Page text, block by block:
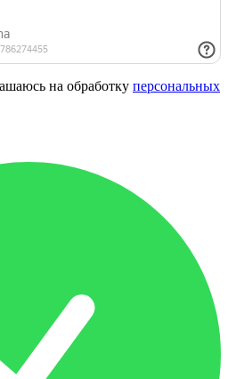
на обработку персональных